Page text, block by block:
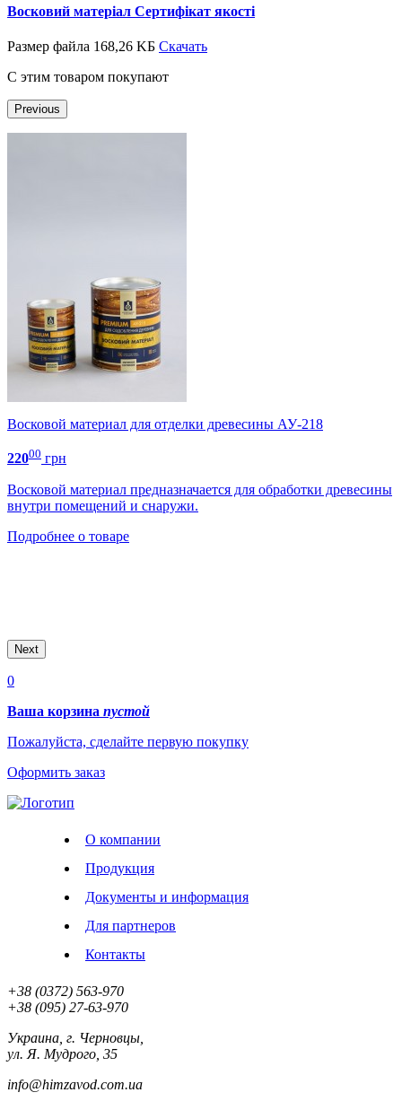
Восковий матеріал Сертифікат якості
Размер файла 168,26 KБ Скачать
С этим товаром покупают
Previous
Восковой материал для отделки древесины АУ-218
22000 грн
Восковой материал предназначается для обработки древесины
внутри помещений и снаружи.
Подробнее о товаре
Next
0
Ваша корзина пустой
Пожалуйста, сделайте первую покупку
Оформить заказ
О компании
Продукция
Документы и информация
Для партнеров
Контакты
+38 (0372) 563-970
+38 (‎‎095) 27-63-970
Украина, г. Черновцы,
ул. Я. Мудрого, 35
info@himzavod.com.ua